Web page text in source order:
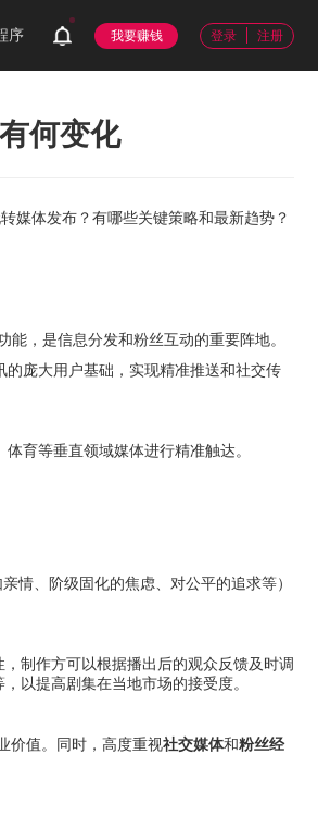
序 我要赚钱 登录 注册
何变化
媒体发布？有哪些关键策略和最新趋势？
，是信息分发和粉丝互动的重要阵地。
的庞大用户基础，实现精准推送和社交传
育等垂直领域媒体进行精准触达。
情、阶级固化的焦虑、对公平的追求等）
制作方可以根据播出后的观众反馈及时调
以提高剧集在当地市场的接受度。
价值。同时，高度重视社交媒体和粉丝经